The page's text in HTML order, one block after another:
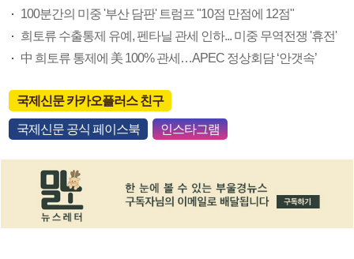
100분간의 미중 '부산 담판' 트럼프 "10점 만점에 12점"
희토류 수출통제 유예, 펜타닐 관세 인하... 미중 무역전쟁 '휴전'
中 희토류 통제에 美 100% 관세…APEC 정상회담 ‘안갯속’
국제신문 카카오플러스 친구
국제신문 공식 페이스북 인스타그램